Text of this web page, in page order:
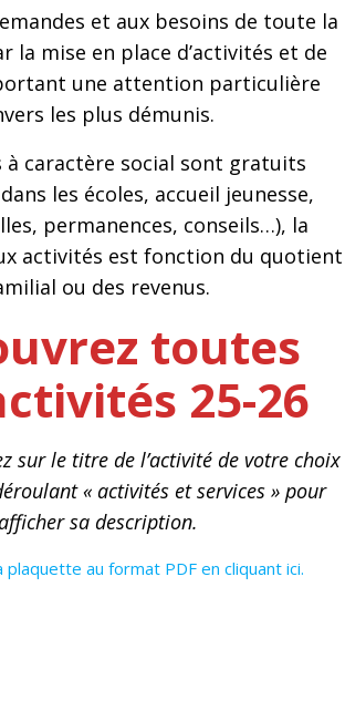
et aux besoins de toute la
la mise en place d’activités et de
une attention particulière
les plus démunis.
à caractère social sont gratuits
les écoles, accueil jeunesse,
permanences, conseils…), la
activités est fonction du quotient
ou des revenus.
toutes
25-26
sur le titre de l’activité de votre choix
« activités et services » pour
sa description.
plaquette au format PDF en cliquant ici.